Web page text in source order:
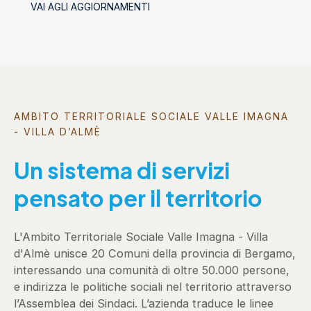
VAI AGLI AGGIORNAMENTI
AMBITO TERRITORIALE SOCIALE VALLE IMAGNA
- VILLA D’ALMÈ
Un sistema di servizi
pensato per il territorio
L'Ambito Territoriale Sociale Valle Imagna - Villa
d'Almè unisce 20 Comuni della provincia di Bergamo,
interessando una comunità di oltre 50.000 persone,
e indirizza le politiche sociali nel territorio attraverso
l’Assemblea dei Sindaci. L’azienda traduce le linee